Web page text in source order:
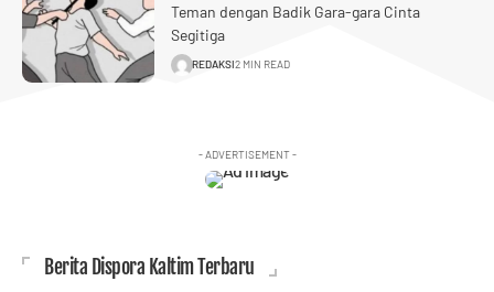
Teman dengan Badik Gara-gara Cinta
Segitiga
REDAKSI2 MIN READ
- ADVERTISEMENT -
Berita Dispora Kaltim Terbaru